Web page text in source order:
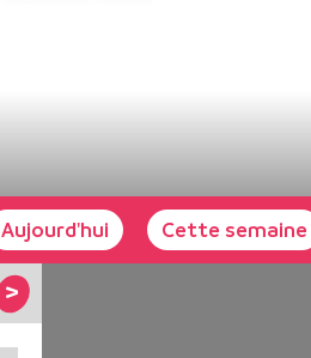
Aujourd'hui Cette semaine
>